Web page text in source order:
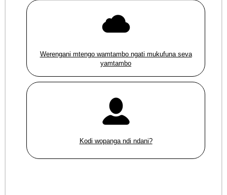
Werengani mtengo wamtambo ngati mukufuna seva
yamtambo
Kodi wopanga ndi ndani?